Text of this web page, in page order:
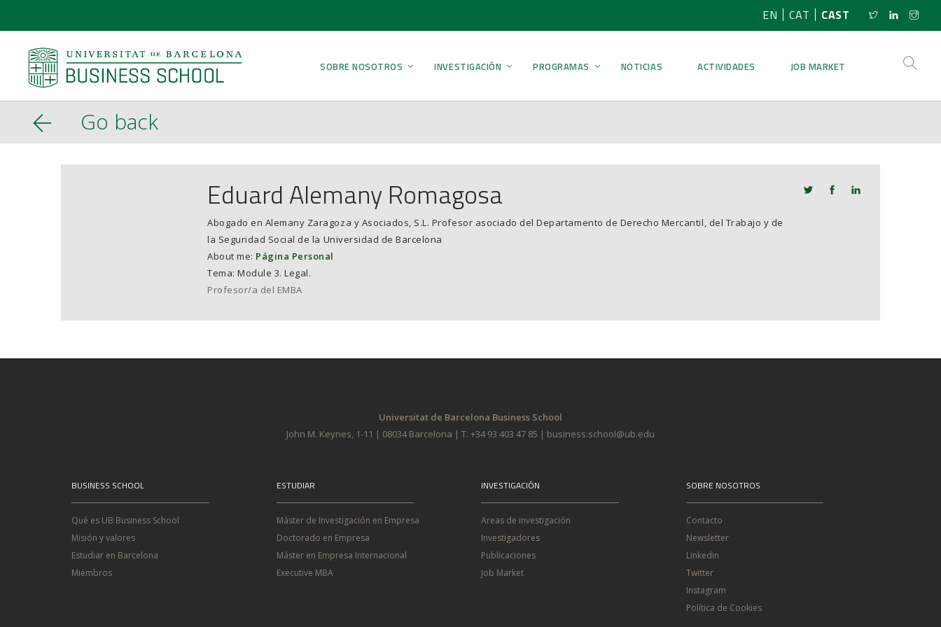
EN CAT CAST
SOBRE NOSOTROS INVESTIGACIÓN PROGRAMAS NOTICIAS ACTIVIDADES JOB MARKET
Go back
Eduard Alemany Romagosa
Abogado en Alemany Zaragoza y Asociados, S.L. Profesor asociado del Departamento de Derecho Mercantil, del Trabajo y de
la Seguridad Social de la Universidad de Barcelona
About me: Página Personal
Tema: Module 3. Legal.
Profesor/a del EMBA
Universitat de Barcelona Business School
John M. Keynes, 1-11 | 08034 Barcelona | T. +34 93 403 47 85 | business.school@ub.edu
BUSINESS SCHOOL
Qué es UB Business School
Misión y valores
Estudiar en Barcelona
Miembros
ESTUDIAR
Máster de Investigación en Empresa
Doctorado en Empresa
Máster en Empresa Internacional
Executive MBA
INVESTIGACIÓN
Areas de investigación
Investigadores
Publicaciones
Job Market
SOBRE NOSOTROS
Contacto
Newsletter
Linkedin
Twitter
Instagram
Política de Cookies